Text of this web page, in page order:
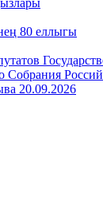
80 еллыгы
Собрания
20.09.2026